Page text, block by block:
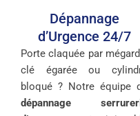
Dépannage
d’Urgence 24/7
Porte claquée par
clé égarée ou
bloqué ? Notre équipe
dépannage